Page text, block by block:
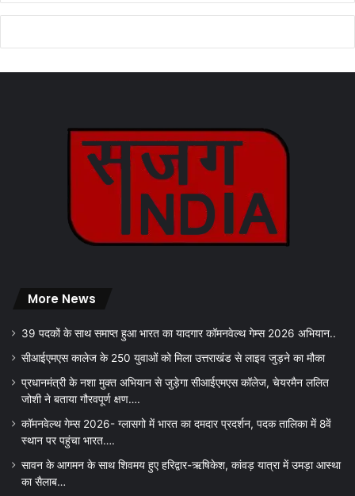
More News
39 पदकों के साथ समाप्त हुआ भारत का यादगार कॉमनवेल्थ गेम्स 2026 अभियान..
सीआईएमएस कालेज के 250 युवाओं को मिला उत्तराखंड से लाइव जुड़ने का मौका
प्रधानमंत्री के नशा मुक्त अभियान से जुड़ेगा सीआईएमएस कॉलेज, चेयरमैन ललित
जोशी ने बताया गौरवपूर्ण क्षण….
कॉमनवेल्थ गेम्स 2026- ग्लासगो में भारत का दमदार प्रदर्शन, पदक तालिका में 8वें
स्थान पर पहुंचा भारत….
सावन के आगमन के साथ शिवमय हुए हरिद्वार-ऋषिकेश, कांवड़ यात्रा में उमड़ा आस्था
का सैलाब…